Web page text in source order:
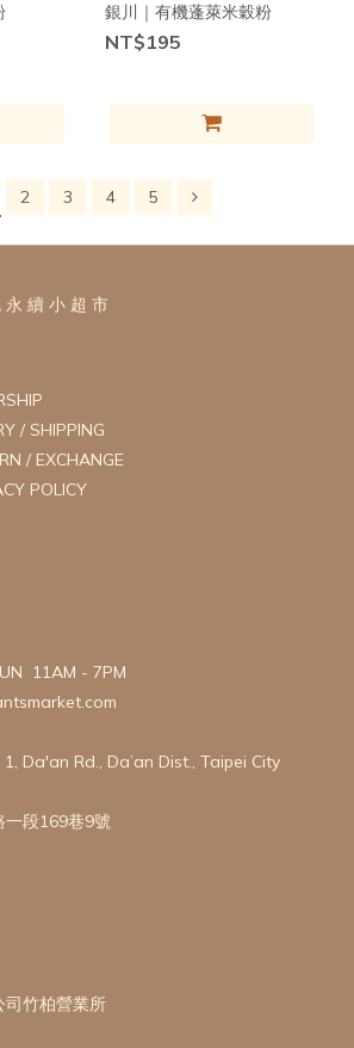
銀川｜有機蓬萊米穀粉
NT$195
2 3 4 5
永 續 小 超 市
/ SHIPPING
/ EXCHANGE
POLICY
11AM - 7PM
1, Da'an Rd., Da’an Dist., Taipei City
一段169巷9號
司竹柏營業所